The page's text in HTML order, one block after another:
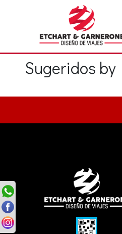
Sugeridos by